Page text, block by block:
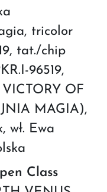
tricolor
tat./chip
96519,
VICTORY OF
MAGIA),
wł. Ewa
Class